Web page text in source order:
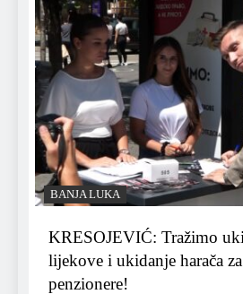
BANJA LUKA
KRESOJEVIĆ: Tražimo
lijekove i ukidanje harača
penzionere!